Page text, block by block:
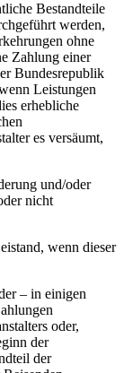
Bestandteile
werden,
ohne
Zahlung einer
Bundesrepublik
Leistungen
erhebliche
es versäumt,
und/oder
nicht
wenn dieser
– in einigen
oder,
der
der